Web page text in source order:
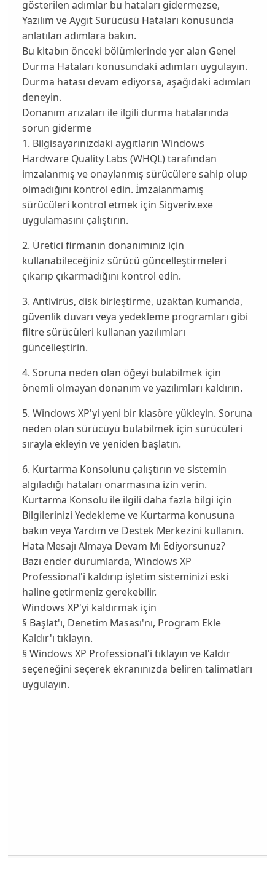
gösterilen adımlar bu hataları gidermezse,
Yazılım ve Aygıt Sürücüsü Hataları konusunda
anlatılan adımlara bakın.
Bu kitabın önceki bölümlerinde yer alan Genel
Durma Hataları konusundaki adımları uygulayın.
Durma hatası devam ediyorsa, aşağıdaki adımları
deneyin.
Donanım arızaları ile ilgili durma hatalarında
sorun giderme
1. Bilgisayarınızdaki aygıtların Windows
Hardware Quality Labs (WHQL) tarafından
imzalanmış ve onaylanmış sürücülere sahip olup
olmadığını kontrol edin. İmzalanmamış
sürücüleri kontrol etmek için Sigveriv.exe
uygulamasını çalıştırın.
2. Üretici firmanın donanımınız için
kullanabileceğiniz sürücü güncelleştirmeleri
çıkarıp çıkarmadığını kontrol edin.
3. Antivirüs, disk birleştirme, uzaktan kumanda,
güvenlik duvarı veya yedekleme programları gibi
filtre sürücüleri kullanan yazılımları
güncelleştirin.
4. Soruna neden olan öğeyi bulabilmek için
önemli olmayan donanım ve yazılımları kaldırın.
5. Windows XP'yi yeni bir klasöre yükleyin. Soruna
neden olan sürücüyü bulabilmek için sürücüleri
sırayla ekleyin ve yeniden başlatın.
6. Kurtarma Konsolunu çalıştırın ve sistemin
algıladığı hataları onarmasına izin verin.
Kurtarma Konsolu ile ilgili daha fazla bilgi için
Bilgilerinizi Yedekleme ve Kurtarma konusuna
bakın veya Yardım ve Destek Merkezini kullanın.
Hata Mesajı Almaya Devam Mı Ediyorsunuz?
Bazı ender durumlarda, Windows XP
Professional'i kaldırıp işletim sisteminizi eski
haline getirmeniz gerekebilir.
Windows XP'yi kaldırmak için
§ Başlat'ı, Denetim Masası'nı, Program Ekle
Kaldır'ı tıklayın.
§ Windows XP Professional'i tıklayın ve Kaldır
seçeneğini seçerek ekranınızda beliren talimatları
uygulayın.